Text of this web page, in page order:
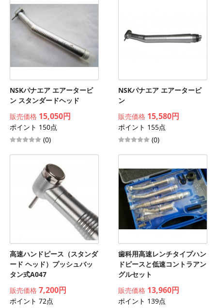
NSKパナエア エアータービ
ン スタンダードヘッド
販売価格 15,050円
ポイント 150点
(0)
NSKパナエア エアータービ
ン
販売価格 15,580円
ポイント 155点
(0)
高速ハンドピース（スタンダ
ード ヘッド）プッシュバッ
タン式A047
販売価格 7,200円
ポイント 72点
歯科用高速レンチタイプハン
ドピースと低速コントラアン
グルセット
販売価格 13,960円
ポイント 139点